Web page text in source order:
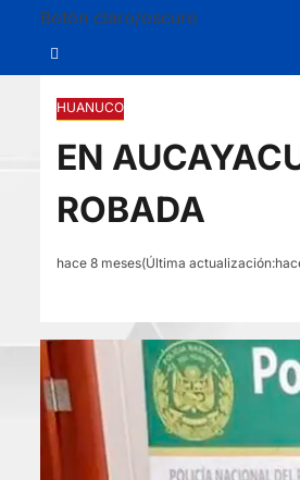
Botón claro/oscuro
HUANUCO
EN
ROBADA
hace 8 meses(Última